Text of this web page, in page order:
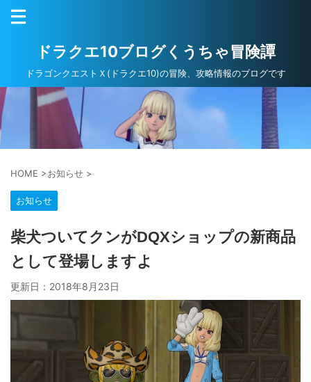
ドラクエ10ブログくうちゃ冒険譚
ドラゴンクエストＸ(ドラクエ10)の冒険、攻略情報のブログです
HOME >お知らせ >
お知らせ
柴犬ついてクンがDQXショップの新商品
として登場しますよ
更新日： 2018年8月23日